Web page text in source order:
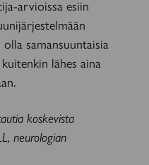
arvioissa esiin
samansuuntaisia
lähes aina
koskevista
neurologian